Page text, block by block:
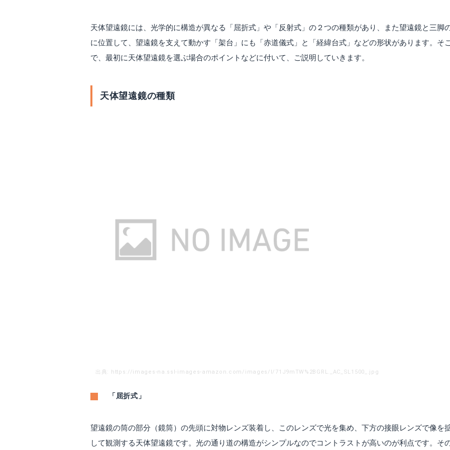
天体望遠鏡には、光学的に構造が異なる「屈折式」や「反射式」の２つの種類があり、また望遠鏡と三脚
に位置して、望遠鏡を支えて動かす「架台」にも「赤道儀式」と「経緯台式」などの形状があります。そ
で、最初に天体望遠鏡を選ぶ場合のポイントなどに付いて、ご説明していきます。
天体望遠鏡の種類
出典: https://images-na.ssl-images-amazon.com/images/I/71J9mTW%2BGRL._AC_SL1500_.jpg
「屈折式」
望遠鏡の筒の部分（鏡筒）の先頭に対物レンズ装着し、このレンズで光を集め、下方の接眼レンズで像を
して観測する天体望遠鏡です。光の通り道の構造がシンプルなのでコントラストが高いのが利点です。そ